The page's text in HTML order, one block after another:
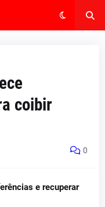
coibir
0
e recuperar